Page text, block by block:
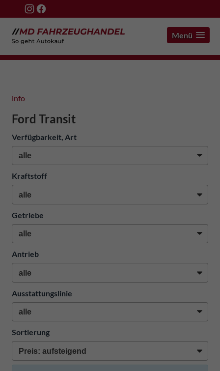
Menü
info
Ford Transit
Verfügbarkeit, Art
Kraftstoff
Getriebe
Antrieb
Ausstattungslinie
Sortierung